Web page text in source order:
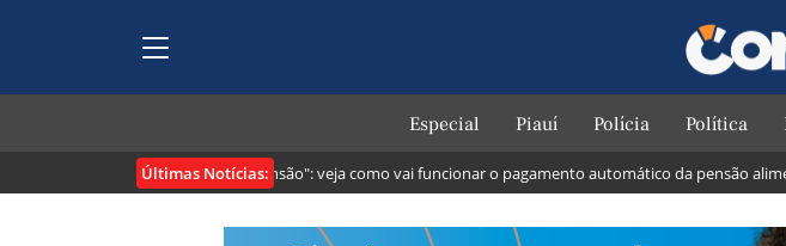
Especial Piauí Polícia Política
Últimas Notícias:
Lei cria o "Pix Pensão": veja como vai funcionar o pagamento automático da pensão alimentícia